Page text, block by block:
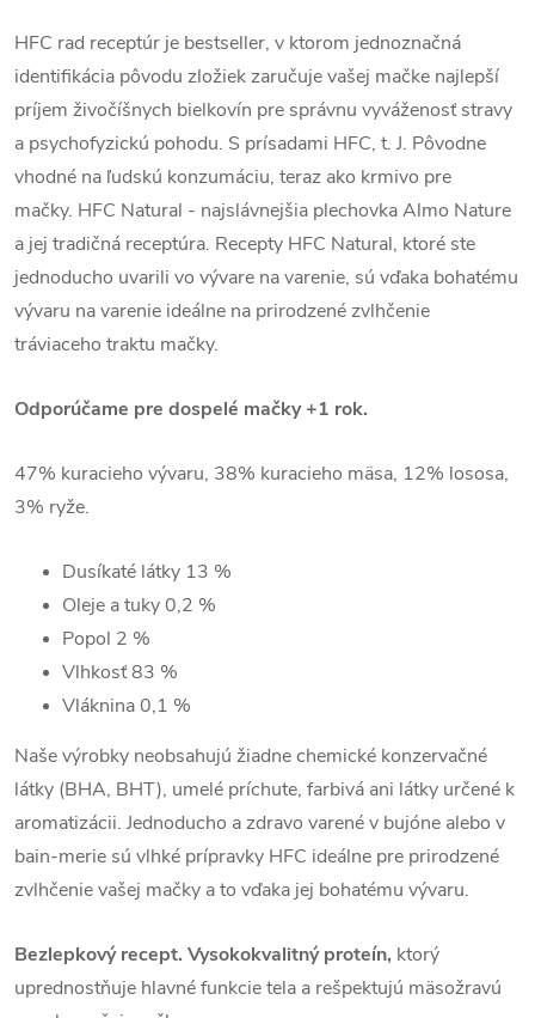
HFC rad receptúr je bestseller, v ktorom jednoznačná
identifikácia pôvodu zložiek zaručuje vašej mačke najlepší
príjem živočíšnych bielkovín pre správnu vyváženosť stravy
a psychofyzickú pohodu. S prísadami HFC, t. J. Pôvodne
vhodné na ľudskú konzumáciu, teraz ako krmivo pre
mačky. HFC Natural - najslávnejšia plechovka Almo Nature
a jej tradičná receptúra. Recepty HFC Natural, ktoré ste
jednoducho uvarili vo vývare na varenie, sú vďaka bohatému
vývaru na varenie ideálne na prirodzené zvlhčenie
tráviaceho traktu mačky.
Odporúčame pre dospelé mačky +1 rok.
47% kuracieho vývaru, 38% kuracieho mäsa, 12% lososa,
3% ryže.
Dusíkaté látky 13 %
Oleje a tuky 0,2 %
Popol 2 %
Vlhkosť83 %
Vláknina 0,1 %
Naše výrobky neobsahujú žiadne chemické konzervačné
látky (BHA, BHT), umelé príchute, farbivá ani látky určené k
aromatizácii. Jednoducho a zdravo varené v bujóne alebo v
bain-merie sú vlhké prípravky HFC ideálne pre prirodzené
zvlhčenie vašej mačky a to vďaka jej bohatému vývaru.
Bezlepkový recept. Vysokokvalitný proteín, ktorý
uprednostňuje hlavné funkcie tela a rešpektujú mäsožravú